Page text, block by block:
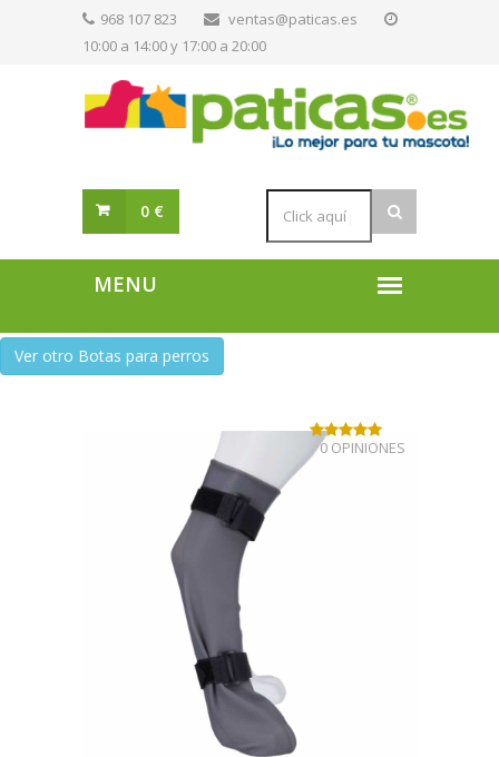
968 107 823
ventas@paticas.es
10:00 a 14:00 y 17:00 a 20:00
0 €
Ver otro Botas para perros
0 OPINIONES